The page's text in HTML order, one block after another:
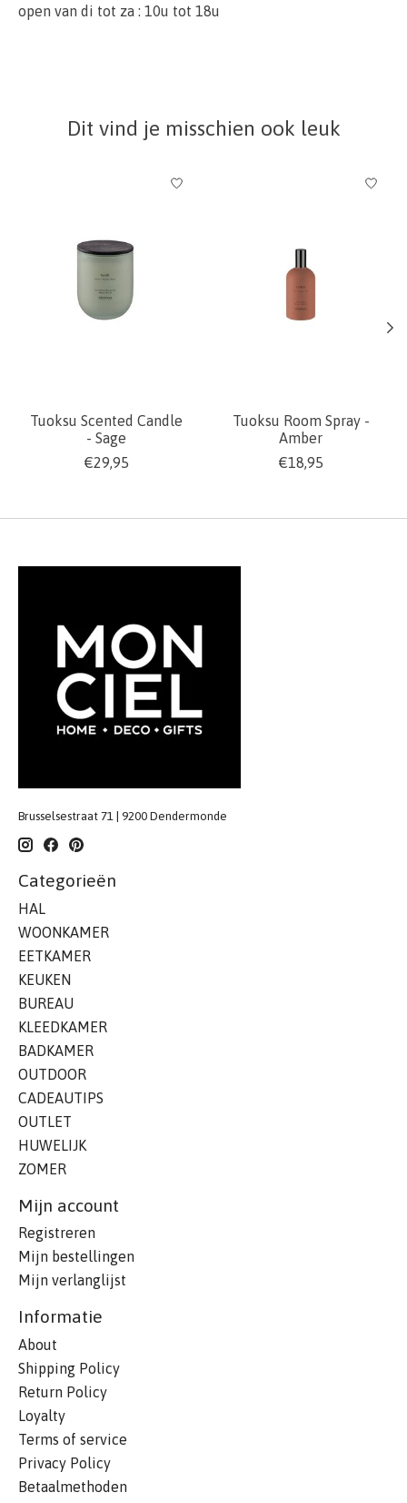
open van di tot za : 10u tot 18u
Dit vind je misschien ook leuk
Items van productcarrousel
Tuoksu Scented Candle
- Sage
€29,95
Tuoksu Room Spray -
Amber
€18,95
Brusselsestraat 71 | 9200 Dendermonde
Categorieën
HAL
WOONKAMER
EETKAMER
KEUKEN
BUREAU
KLEEDKAMER
BADKAMER
OUTDOOR
CADEAUTIPS
OUTLET
HUWELIJK
ZOMER
Mijn account
Registreren
Mijn bestellingen
Mijn verlanglijst
Informatie
About
Shipping Policy
Return Policy
Loyalty
Terms of service
Privacy Policy
Betaalmethoden